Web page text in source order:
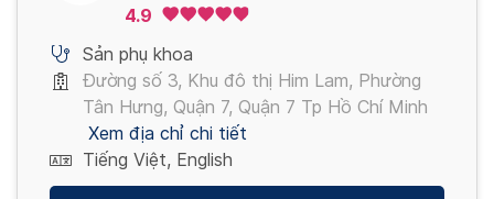
Gyn Clinic
4.9
Sản phụ khoa
Đường số 3, Khu đô thị Him Lam, Phường
Tân Hưng, Quận 7, Quận 7 Tp Hồ Chí Minh
Xem địa chỉ chi tiết
Tiếng Việt, English